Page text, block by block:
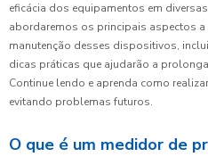
eficácia dos equipamentos em
abordaremos os principais aspectos a
manutenção desses dispositivos,
dicas práticas que ajudarão a
Continue lendo e aprenda como
evitando problemas futuros.
O que é um medidor de